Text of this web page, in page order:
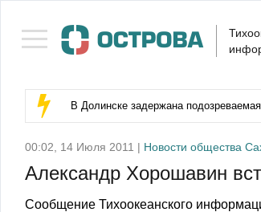
В Долинске задержана
00:02, 14 Июля 2011 | Новости общества
Александр Хорошавин
Сообщение Тихоокеанского